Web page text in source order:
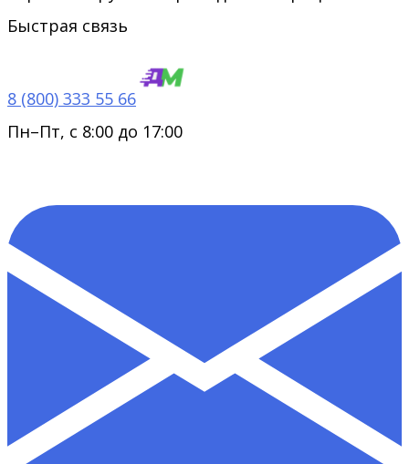
Быстрая связь
8 (800) 333 55 66
Пн–Пт, с 8:00 до 17:00